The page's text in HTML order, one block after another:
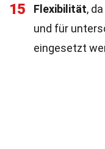
15 Flexibilität,
und für
eingesetzt